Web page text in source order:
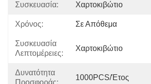
Συσκευασία: Χαρτοκιβώτιο
Χρόνος: Σε Απόθεμα
Συσκευασία
Λεπτομέρειες:
Χαρτοκιβώτιο
Δυνατότητα
Προσφοράς:
1000PCS/έτος